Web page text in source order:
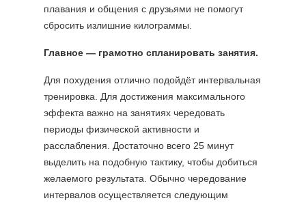
плавания и общения с друзьями не помогут
сбросить излишние килограммы.
Главное — грамотно спланировать занятия.
Для похудения отлично подойдёт интервальная
тренировка. Для достижения максимального
эффекта важно на занятиях чередовать
периоды физической активности и
расслабления. Достаточно всего 25 минут
выделить на подобную тактику, чтобы добиться
желаемого результата. Обычно чередование
интервалов осуществляется следующим